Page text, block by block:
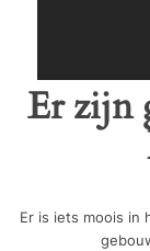
Er zijn
Er is iets moois in